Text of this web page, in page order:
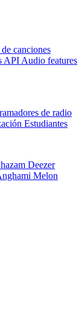
canciones
API Audio features
de radio
Estudiantes
Deezer
Melon